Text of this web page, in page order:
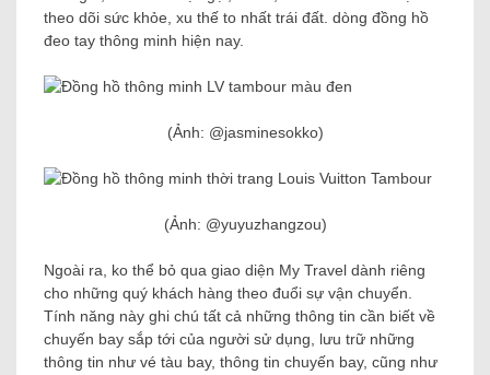
theo dõi sức khỏe, xu thế to nhất trái đất. dòng đồng hồ
đeo tay thông minh hiện nay.
(Ảnh: @jasminesokko)
(Ảnh: @yuyuzhangzou)
Ngoài ra, ko thể bỏ qua giao diện My Travel dành riêng
cho những quý khách hàng theo đuổi sự vận chuyển.
Tính năng này ghi chú tất cả những thông tin cần biết về
chuyến bay sắp tới của người sử dụng, lưu trữ những
thông tin như vé tàu bay, thông tin chuyến bay, cũng như